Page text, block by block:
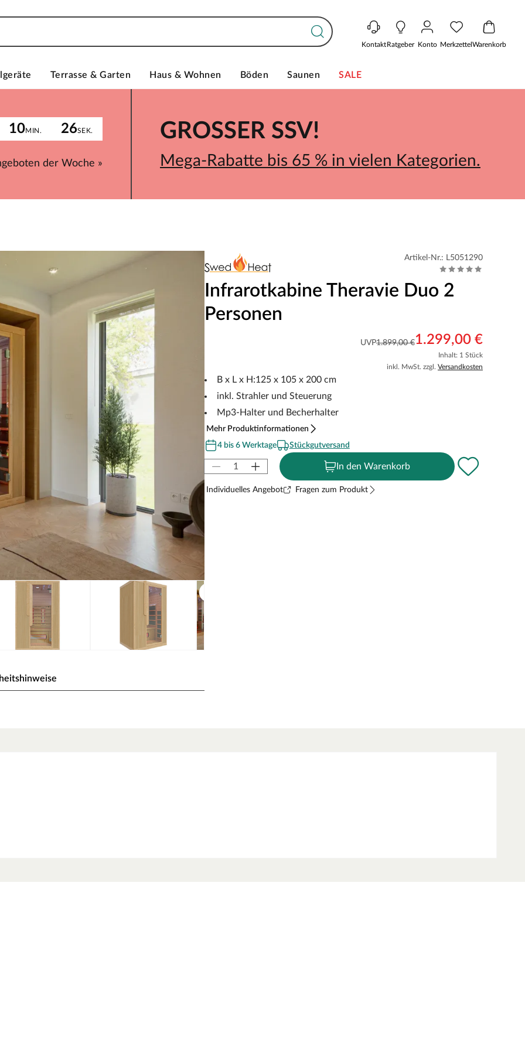
KontaktRatgeber Konto MerkzettelWarenkorb
Terrasse & Garten Haus & Wohnen Böden Saunen SALE
10MIN. 26SEK.
der Woche »
GROSSER SSV!
Mega-Rabatte bis 65 % in vielen Kategorien.
Entspannung der Muskulatur und zum Lösen von
Einrichtungen zur Anwendung. In dieser Kabine
Öl auf natürliche Weise entspannend. Die
Artikel-Nr.: L5051290
Infrarotkabine Theravie Duo 2
Personen
UVP1.899,00 €1.299,00 €
Inhalt: 1 Stück
inkl. MwSt. zzgl. Versandkosten
B x L x H:125 x 105 x 200 cm
inkl. Strahler und Steuerung
Mp3-Halter und Becherhalter
Mehr Produktinformationen
4 bis 6 Werktage
Stückgutversand
In den Warenkorb
Individuelles Angebot Fragen zum Produkt